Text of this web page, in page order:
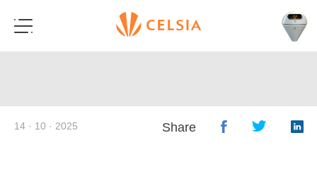
14 · 10 · 2025 Share